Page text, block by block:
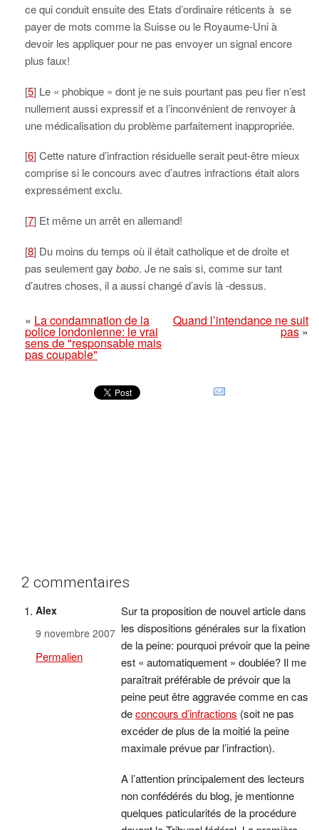
ce qui conduit ensuite des Etats d’ordinaire réticents à se
payer de mots comme la Suisse ou le Royaume-Uni à
devoir les appliquer pour ne pas envoyer un signal encore
plus faux!
[5] Le « phobique » dont je ne suis pourtant pas peu fier n’est
nullement aussi expressif et a l’inconvénient de renvoyer à
une médicalisation du problème parfaitement inappropriée.
[6] Cette nature d’infraction résiduelle serait peut-être mieux
comprise si le concours avec d’autres infractions était alors
expressément exclu.
[7] Et même un arrêt en allemand!
[8] Du moins du temps où il était catholique et de droite et
pas seulement gay bobo. Je ne sais si, comme sur tant
d’autres choses, il a aussi changé d’avis là -dessus.
« La condamnation de la
police londonienne: le vrai
sens de "responsable mais
pas coupable"
Quand l’intendance ne suit
pas»
2 commentaires
Alex
9 novembre 2007
Permalien
Sur ta proposition de nouvel article dans
les dispositions générales sur la fixation
de la peine: pourquoi prévoir que la peine
est « automatiquement » doublée? Il me
paraîtrait préférable de prévoir que la
peine peut être aggravée comme en cas
deconcours d’infractions (soit ne pas
excéder de plus de la moitié la peine
maximale prévue par l’infraction).
A l’attention principalement des lecteurs
non confédérés du blog, je mentionne
quelques paticularités de la procédure